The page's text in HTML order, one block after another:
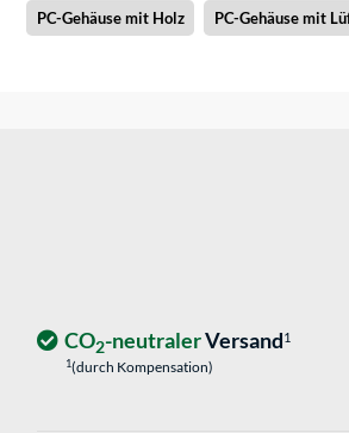
PC-Gehäuse mit Holz PC-Gehäuse mit
CO2-neutralerVersand1
1(durch Kompensation)